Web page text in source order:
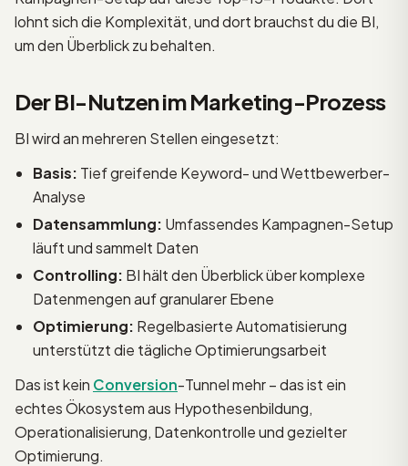
lohnt sich die Komplexität, und dort brauchst du die BI,
um den Überblick zu behalten.
Der BI-Nutzen im Marketing-Prozess
BI wird an mehreren Stellen eingesetzt:
Basis: Tief greifende Keyword- und Wettbewerber-
Analyse
Datensammlung: Umfassendes Kampagnen-Setup
läuft und sammelt Daten
Controlling: BI hält den Überblick über komplexe
Datenmengen auf granularer Ebene
Optimierung: Regelbasierte Automatisierung
unterstützt die tägliche Optimierungsarbeit
Das ist kein Conversion-Tunnel mehr – das ist ein
echtes Ökosystem aus Hypothesenbildung,
Operationalisierung, Datenkontrolle und gezielter
Optimierung.